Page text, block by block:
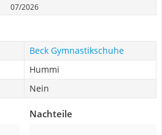
07/2026
Beck Gymnastikschuhe
Hummi
Nein
Nachteile